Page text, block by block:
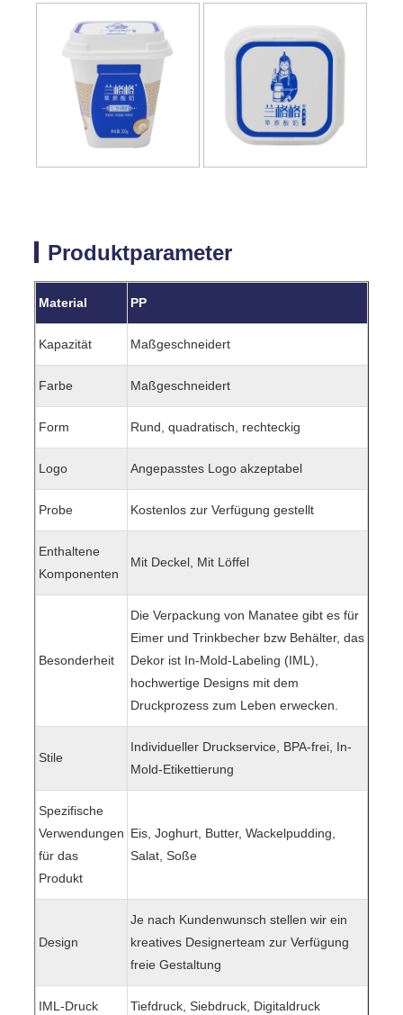
Produktparameter
Material PP
Kapazität Maßgeschneidert
Farbe Maßgeschneidert
Form Rund, quadratisch, rechteckig
Logo Angepasstes Logo akzeptabel
Probe Kostenlos zur Verfügung gestellt
Enthaltene
Komponenten
Mit Deckel, Mit Löffel
Besonderheit
Die Verpackung von Manatee gibt es für
Eimer und Trinkbecher bzw Behälter, das
Dekor ist In-Mold-Labeling (IML),
hochwertige Designs mit dem
Druckprozess zum Leben erwecken.
Stile
Individueller Druckservice, BPA-frei, In-
Mold-Etikettierung
Spezifische
Verwendungen
für das
Produkt
Eis, Joghurt, Butter, Wackelpudding,
Salat, Soße
Design
Je nach Kundenwunsch stellen wir ein
kreatives Designerteam zur Verfügung
freie Gestaltung
IML-Druck Tiefdruck, Siebdruck, Digitaldruck